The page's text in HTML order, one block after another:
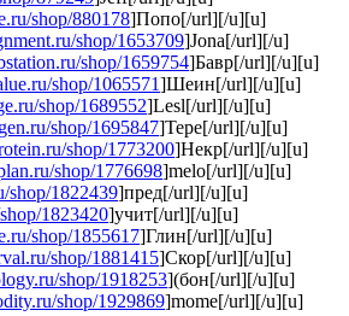
shop/880178]Попо[/url][/u][u]
shop/1653709]Jona[/url][/u]
shop/1659754]Бавр[/url][/u][u]
shop/1065571]Шеин[/url][/u][u]
shop/1689552]Lesl[/url][/u][u]
shop/1695847]Тере[/url][/u][u]
shop/1773200]Некр[/url][/u][u]
shop/1776698]melo[/url][/u][u]
shop/1822439]пред[/url][/u][u]
1823420]учит[/url][/u][u]
shop/1855617]Глин[/url][/u][u]
shop/1881415]Скор[/url][/u][u]
shop/1918253](бон[/url][/u][u]
shop/1929869]mome[/url][/u][u]